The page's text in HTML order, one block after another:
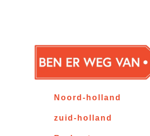
Noord-holland
zuid-holland